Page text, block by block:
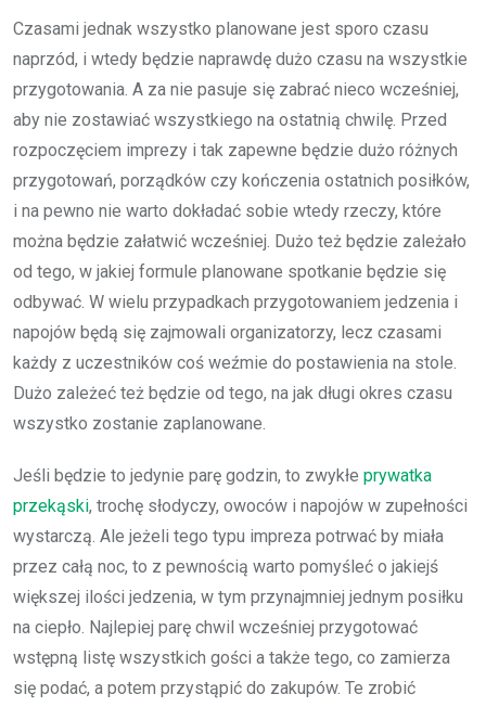
Czasami jednak wszystko planowane jest sporo czasu
naprzód, i wtedy będzie naprawdę dużo czasu na wszystkie
przygotowania. A za nie pasuje się zabrać nieco wcześniej,
aby nie zostawiać wszystkiego na ostatnią chwilę. Przed
rozpoczęciem imprezy i tak zapewne będzie dużo różnych
przygotowań, porządków czy kończenia ostatnich posiłków,
i na pewno nie warto dokładać sobie wtedy rzeczy, które
można będzie załatwić wcześniej. Dużo też będzie zależało
od tego, w jakiej formule planowane spotkanie będzie się
odbywać. W wielu przypadkach przygotowaniem jedzenia i
napojów będą się zajmowali organizatorzy, lecz czasami
każdy z uczestników coś weźmie do postawienia na stole.
Dużo zależeć też będzie od tego, na jak długi okres czasu
wszystko zostanie zaplanowane.
Jeśli będzie to jedynie parę godzin, to zwykłe prywatka
przekąski, trochę słodyczy, owoców i napojów w zupełności
wystarczą. Ale jeżeli tego typu impreza potrwać by miała
przez całą noc, to z pewnością warto pomyśleć o jakiejś
większej ilości jedzenia, w tym przynajmniej jednym posiłku
na ciepło. Najlepiej parę chwil wcześniej przygotować
wstępną listę wszystkich gości a także tego, co zamierza
się podać, a potem przystąpić do zakupów. Te zrobić